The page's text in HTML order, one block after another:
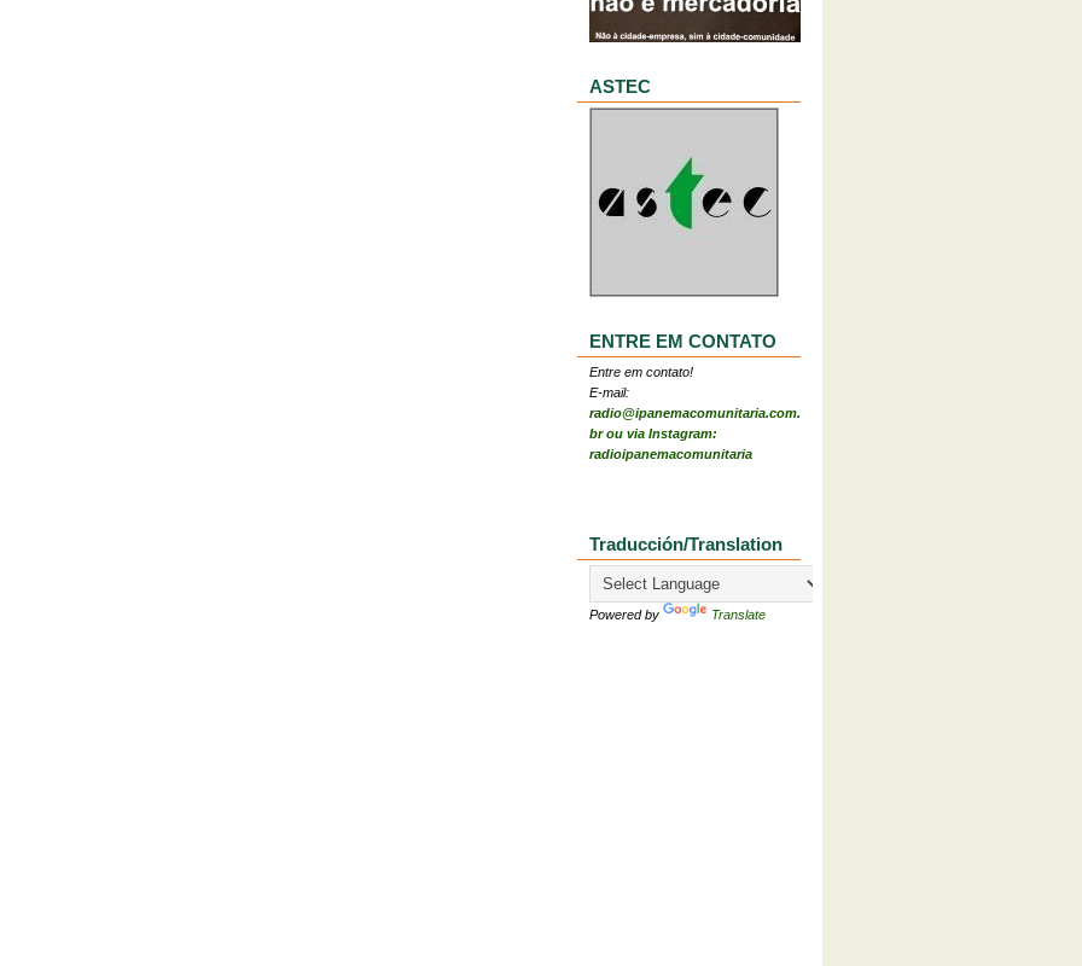
ASTEC
ENTRE EM CONTATO
Entre em contato!
E-mail:
radio@ipanemacomunitaria.com.
br ou via Instagram:
radioipanemacomunitaria
Traducción/Translation
Powered by Translate